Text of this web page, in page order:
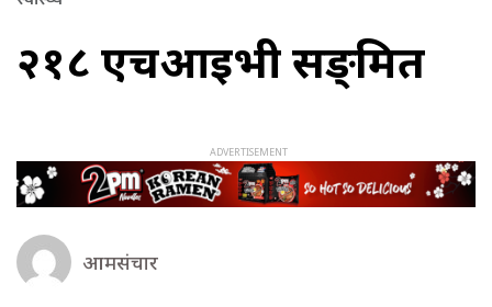
२१८ एचआइभी सङ्क्रमित
आमसंचार